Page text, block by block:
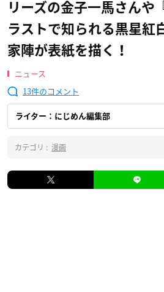
リーズの金子一馬さんや
ラストで知られる黒星紅
家陣が表紙を描く！
ニュース
13
ライター：にじめん編集部
カテゴリ : 漫画